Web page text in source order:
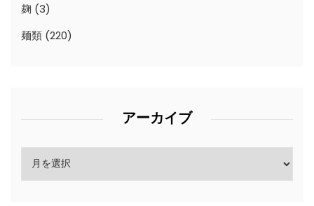
麹 (3)
麺類 (220)
アーカイブ